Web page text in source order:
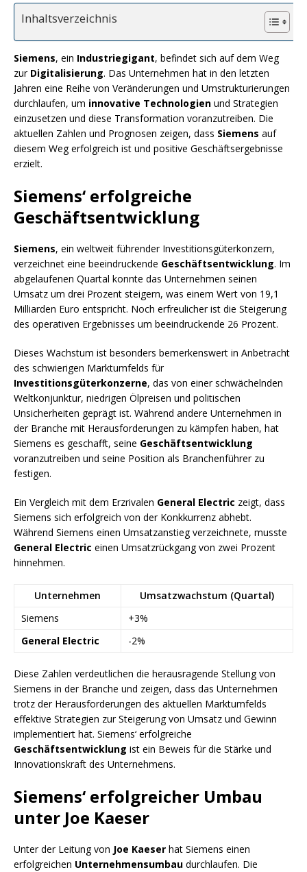
Inhaltsverzeichnis
Siemens, ein Industriegigant, befindet sich auf dem Weg
zur Digitalisierung. Das Unternehmen hat in den letzten
Jahren eine Reihe von Veränderungen und Umstrukturierungen
durchlaufen, um innovative Technologien und Strategien
einzusetzen und diese Transformation voranzutreiben. Die
aktuellen Zahlen und Prognosen zeigen, dass Siemens auf
diesem Weg erfolgreich ist und positive Geschäftsergebnisse
erzielt.
Siemens‘ erfolgreiche
Geschäftsentwicklung
Siemens, ein weltweit führender Investitionsgüterkonzern,
verzeichnet eine beeindruckende Geschäftsentwicklung. Im
abgelaufenen Quartal konnte das Unternehmen seinen
Umsatz um drei Prozent steigern, was einem Wert von 19,1
Milliarden Euro entspricht. Noch erfreulicher ist die Steigerung
des operativen Ergebnisses um beeindruckende 26 Prozent.
Dieses Wachstum ist besonders bemerkenswert in Anbetracht
des schwierigen Marktumfelds für
Investitionsgüterkonzerne, das von einer schwächelnden
Weltkonjunktur, niedrigen Ölpreisen und politischen
Unsicherheiten geprägt ist. Während andere Unternehmen in
der Branche mit Herausforderungen zu kämpfen haben, hat
Siemens es geschafft, seine Geschäftsentwicklung
voranzutreiben und seine Position als Branchenführer zu
festigen.
Ein Vergleich mit dem Erzrivalen General Electric zeigt, dass
Siemens sich erfolgreich von der Konkkurrenz abhebt.
Während Siemens einen Umsatzanstieg verzeichnete, musste
General Electric einen Umsatzrückgang von zwei Prozent
hinnehmen.
Unternehmen
Umsatzwachstum (Quartal)
Siemens
+3%
General Electric
-2%
Diese Zahlen verdeutlichen die herausragende Stellung von
Siemens in der Branche und zeigen, dass das Unternehmen
trotz der Herausforderungen des aktuellen Marktumfelds
effektive Strategien zur Steigerung von Umsatz und Gewinn
implementiert hat. Siemens‘ erfolgreiche
Geschäftsentwicklung ist ein Beweis für die Stärke und
Innovationskraft des Unternehmens.
Siemens‘ erfolgreicher Umbau
unter Joe Kaeser
Unter der Leitung von Joe Kaeser hat Siemens einen
erfolgreichen Unternehmensumbau durchlaufen. Die